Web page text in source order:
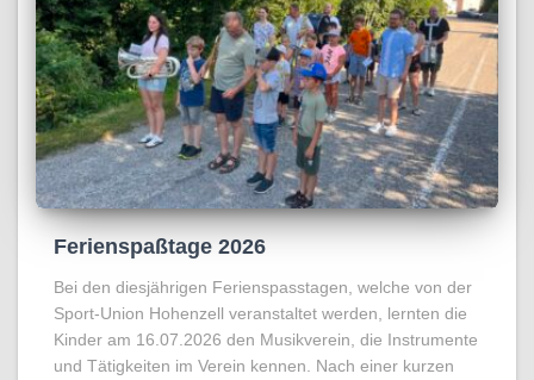
Ferienspaßtage 2026
Bei den diesjährigen Ferienspasstagen, welche von der
Sport-Union Hohenzell veranstaltet werden, lernten die
Kinder am 16.07.2026 den Musikverein, die Instrumente
und Tätigkeiten im Verein kennen. Nach einer kurzen